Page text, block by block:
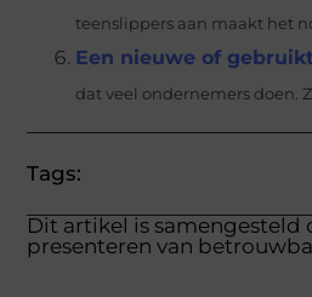
teenslippers aan maakt het
Een nieuwe of
dat veel ondernemers doen.
Tags:
Dit artikel is
presenteren van